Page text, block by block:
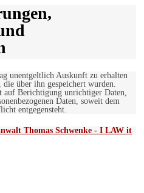
unentgeltlich Auskunft zu erhalten
die über ihn gespeichert wurden.
auf Berichtigung unrichtiger Daten,
Daten, soweit dem
entgegensteht.
Thomas Schwenke - I LAW it